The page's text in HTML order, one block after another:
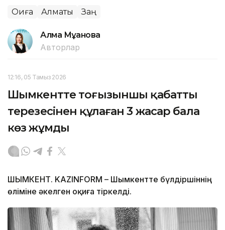
Оқиға Алматы Заң
Алма Мұқанова
Авторлар
12:16, 05 Тамыз 2026
Шымкентте тоғызыншы қабаттың
терезесінен құлаған 3 жасар бала
көз жұмды
ШЫМКЕНТ. KAZINFORM – Шымкентте бүлдіршіннің
өліміне әкелген оқиға тіркелді.